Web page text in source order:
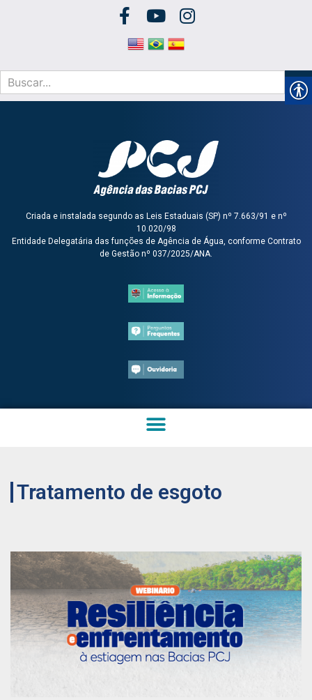
Criada e instalada segundo as Leis Estaduais (SP) nº 7.663/91 e nº
10.020/98
Entidade Delegatária das funções de Agência de Água, conforme Contrato
de Gestão nº 037/2025/ANA.
Tratamento de esgoto